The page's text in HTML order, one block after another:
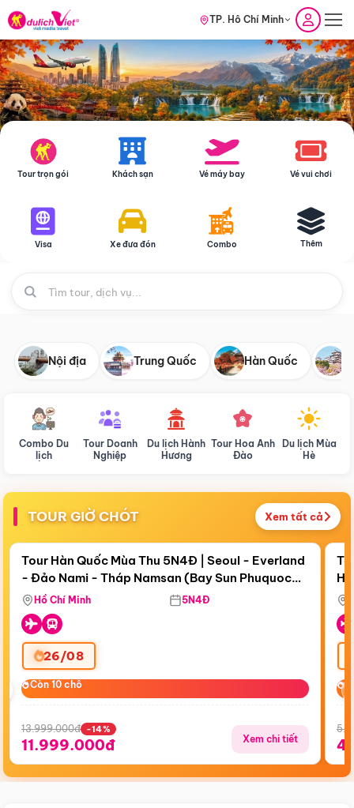
TP. Hồ Chí Minh
Tour trọn gói Khách sạn Vé máy bay Vé vui chơi
Visa Xe đưa đón Combo Thêm
Nội địa Trung Quốc Hàn Quốc
Combo Du
lịch
Tour Doanh
Nghiệp
Du lịch Hành
Hương
Tour Hoa Anh
Đào
Du lịch Mùa
Hè
TOUR GIỜ CHÓT Xem tất cả
Còn17 ngày 23:06:32
Bay Sun Phuquoc Airways
Điểm nổi bật
Tour Hàn Quốc Mùa Thu 5N4Đ | Seoul - Everland
- Đảo Nami - Tháp Namsan (Bay Sun Phuquoc
Airways)
Hồ Chí Minh 5N4Đ
26/08
Còn 10 chỗ
Còn 10 chỗ
13.999.000đ -14%
11.999.000đ Xem chi tiết